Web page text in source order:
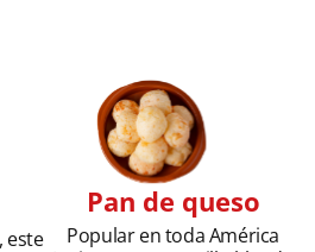
este
Pan de queso
Popular en toda América